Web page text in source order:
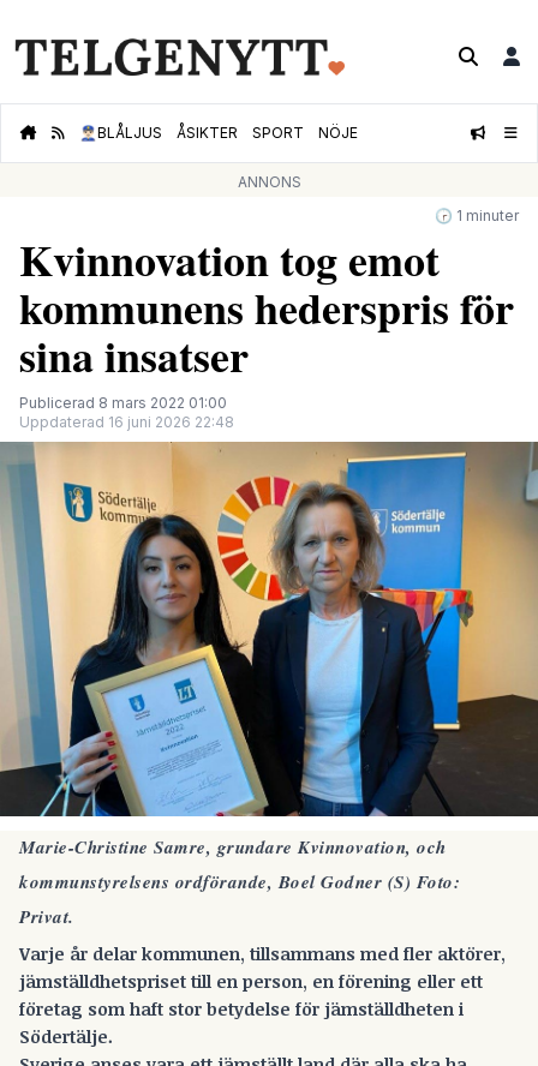
👮🏻‍♂️BLÅLJUS ÅSIKTER SPORT NÖJE
ANNONS
🕝 1 minuter
Kvinnovation tog emot
kommunens hederspris för
sina insatser
Publicerad 8 mars 2022 01:00
Uppdaterad 16 juni 2026 22:48
Marie-Christine Samre, grundare Kvinnovation, och
kommunstyrelsens ordförande, Boel Godner (S) Foto:
Privat.
Varje år delar kommunen, tillsammans med fler aktörer,
jämställdhetspriset till en person, en förening eller ett
företag som haft stor betydelse för jämställdheten i
Södertälje.